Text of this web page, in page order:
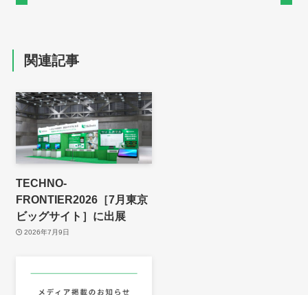
関連記事
TECHNO-
FRONTIER2026［7月東京
ビッグサイト］に出展
2026年7月9日